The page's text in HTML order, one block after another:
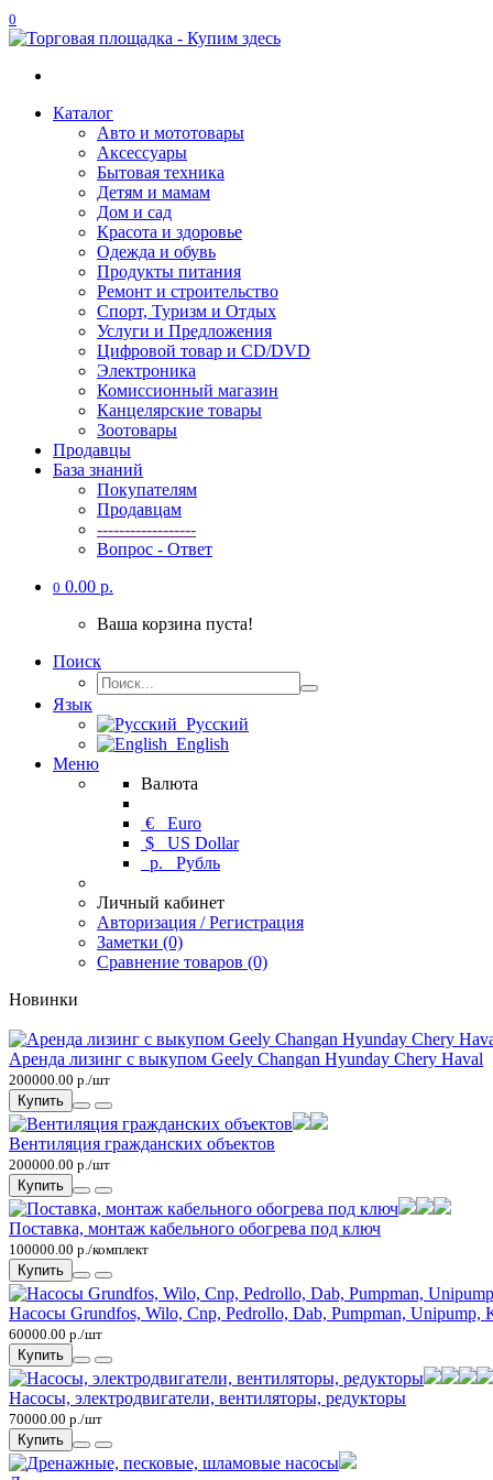
0
Каталог
Авто и мототовары
Акcессуары
Бытовая техника
Детям и мамам
Дом и сад
Красота и здоровье
Одежда и обувь
Продукты питания
Ремонт и строительство
Спорт, Туризм и Отдых
Услуги и Предложения
Цифровой товар и CD/DVD
Электроника
Комиссионный магазин
Канцелярские товары
Зоотовары
Продавцы
База знаний
Покупателям
Продавцам
------------------
Вопрос - Ответ
0 0.00 р.
Ваша корзина пуста!
Поиск
Язык
Русский
English
Меню
Валюта
€ Euro
$ US Dollar
р. Рубль
Личный кабинет
Авторизация / Регистрация
Заметки (0)
Сравнение товаров (0)
Новинки
Аренда лизинг с выкупом Geely Changan Hyunday Chery Haval
200000.00 р./шт
Купить
Вентиляция гражданских объектов
200000.00 р./шт
Купить
Поставка, монтаж кабельного обогрева под ключ
100000.00 р./комплект
Купить
Насосы Grundfos, Wilo, Cnp, Pedrollo, Dab, Pumpman, Unipump,
60000.00 р./шт
Купить
Насосы, электродвигатели, вентиляторы, редукторы
70000.00 р./шт
Купить